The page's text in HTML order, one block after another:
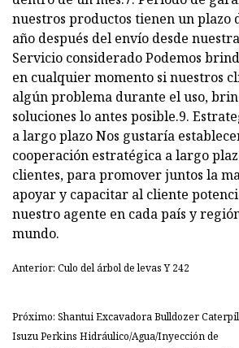
nuestros productos tienen un plazo
año después del envío desde
Servicio considerado Podemos
en cualquier momento si nuestros
algún problema durante el uso,
soluciones lo antes posible.9.
a largo plazo Nos gustaría
cooperación estratégica a largo
clientes, para promover juntos la
apoyar y capacitar al cliente
nuestro agente en cada país y
mundo.
Anterior: Culo del árbol de levas Y 242
Próximo: Shantui Excavadora Bulldozer
Isuzu Perkins Hidráulico/Agua/Inyección de